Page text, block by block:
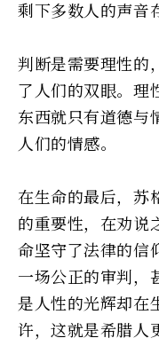
剩下多数人的声音
判断是需要理性的
了人们的双眼。理
东西就只有道德与
人们的情感。
在生命的最后，苏
的重要性，在劝说
命坚守了法律的信
一场公正的审判，
是人性的光辉却在
许，这就是希腊人